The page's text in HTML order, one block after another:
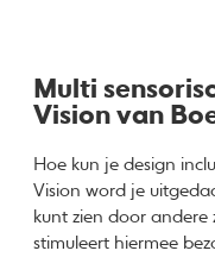
Multi
Vision van
Hoe kun je design
Vision word je
kunt zien door andere
stimuleert hiermee